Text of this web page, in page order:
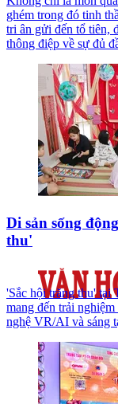
ghém trong đó tinh
tri ân gửi đến tổ tiên,
thông điệp về sự đủ
Di sản sống
thu'
'Sắc hội trăng thu'
mang đến trải
nghệ VR/AI và sáng